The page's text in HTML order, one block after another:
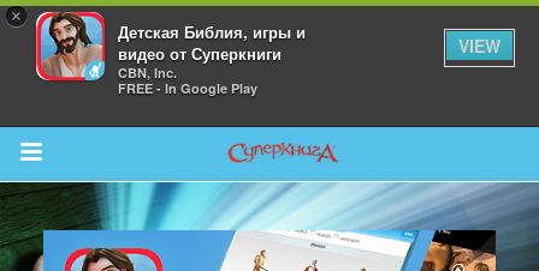
×
Детская Библия, игры и
видео от Суперкниги
CBN, Inc.
FREE - In Google Play
VIEW
Return to Content